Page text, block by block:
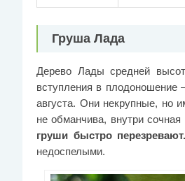
Груша Лада
Дерево Лады средней
вступления в плодоношение
августа. Они некрупные, но
не обманчива, внутри
груши быстро перезревают.
недоспелыми.